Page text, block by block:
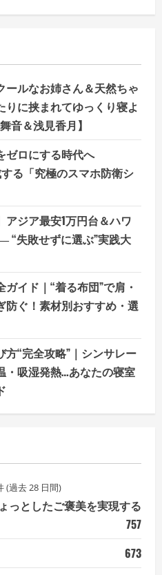
ールなお姉さん＆天然ちゃ
に挟まれてゆっくり寝よ
音＆浅見香月】
ゼロにする時代へ
する「究極のスマホ防衛シ
アジア最安1万円台＆ハワ
“失敗せずに選ぶ”実践大
イド｜“着る布団”で肩・
防ぐ！素材別おすすめ・選
方“完全攻略”｜シンサレー
・吸湿発熱…あなたの寝室
(過去 28 日間)
ょっとしたご褒美を実現する
757
673